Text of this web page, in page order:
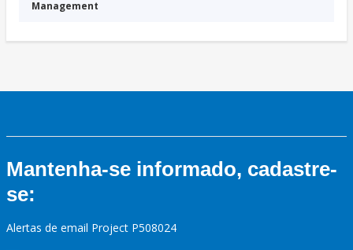
Management
Mantenha-se informado, cadastre-
se:
Alertas de email Project P508024